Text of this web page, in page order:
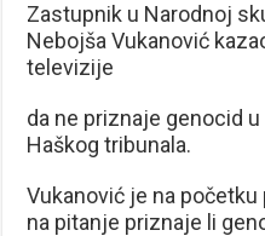
Zastupnik u Narodnoj
Nebojša Vukanović
televizije
da ne priznaje genocid
Haškog tribunala.
Vukanović je na
na pitanje priznaje li